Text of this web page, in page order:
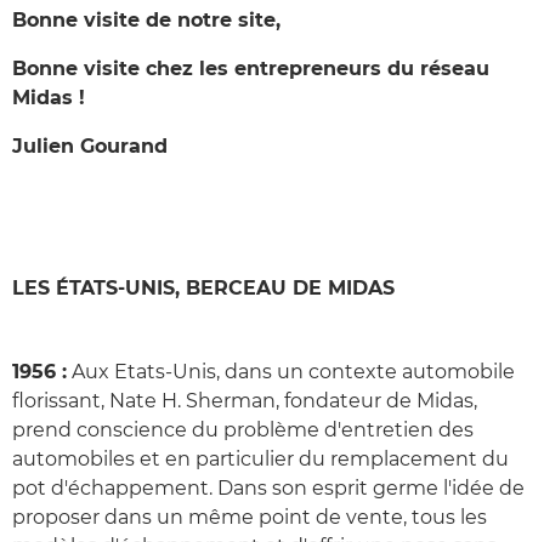
Bonne visite de notre site,
Bonne visite chez les entrepreneurs du réseau
Midas !
Julien Gourand
LES ÉTATS-UNIS, BERCEAU DE MIDAS
1956 : Aux Etats-Unis, dans un contexte automobile
florissant, Nate H. Sherman, fondateur de Midas,
prend conscience du problème d'entretien des
automobiles et en particulier du remplacement du
pot d'échappement. Dans son esprit germe l'idée de
proposer dans un même point de vente, tous les